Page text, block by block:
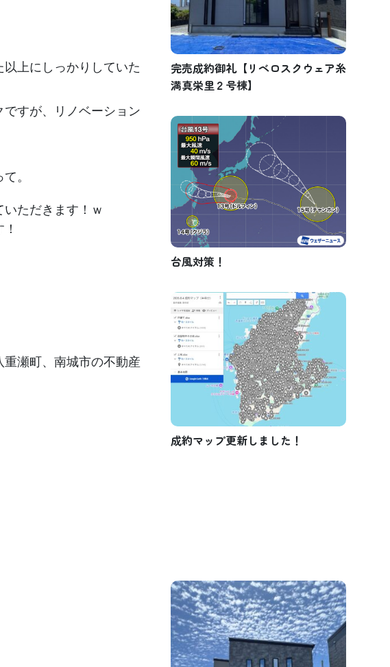
上にしっかりしていた
すが、リノベーション
。
ただきます！ｗ
瀬町、南城市の不動産
完売成約御礼【リベロスクウェア糸
満真栄里２号棟】
台風対策！
成約マップ更新しました！